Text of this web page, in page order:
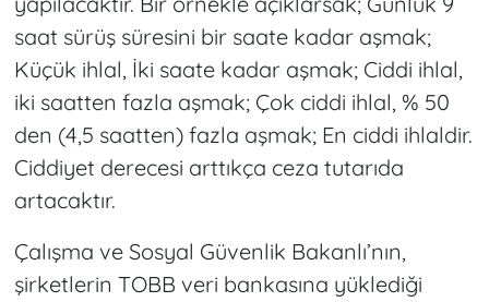
saat sürüş süresini bir saate kadar aşmak;
Küçük ihlal, İki saate kadar aşmak; Ciddi ihlal,
iki saatten fazla aşmak; Çok ciddi ihlal, % 50
den (4,5 saatten) fazla aşmak; En ciddi ihlaldir.
Ciddiyet derecesi arttıkça ceza tutarıda
artacaktır.
Çalışma ve Sosyal Güvenlik Bakanlı’nın,
şirketlerin TOBB veri bankasına yüklediği